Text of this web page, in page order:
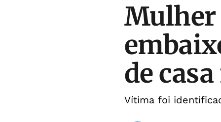
Mulher
de
Vítima foi